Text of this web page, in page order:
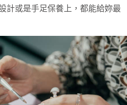
計或是手足保養上，都能給妳最